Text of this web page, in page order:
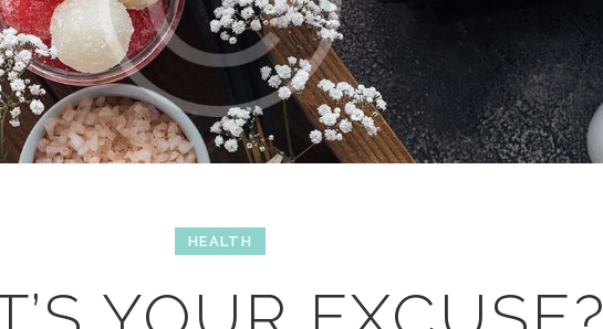
HEALTH